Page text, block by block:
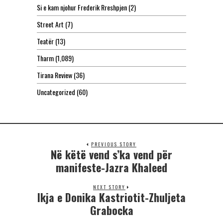
Si e kam njohur Frederik Rreshpjen(2)
Street Art (7)
Teatër(13)
Tharm(1,089)
Tirana Review(36)
Uncategorized (60)
PREVIOUS STORY
Në këtë vend s’ka vend për
manifeste-Jazra Khaleed
NEXT STORY
Ikja e Donika Kastriotit-Zhuljeta
Grabocka